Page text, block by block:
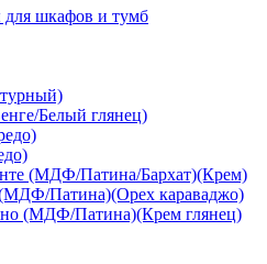
для шкафов и тумб
Белый глянец)
(МДФ/Патина/Бархат)(Крем)
Патина)(Орех караваджо)
(МДФ/Патина)(Крем глянец)